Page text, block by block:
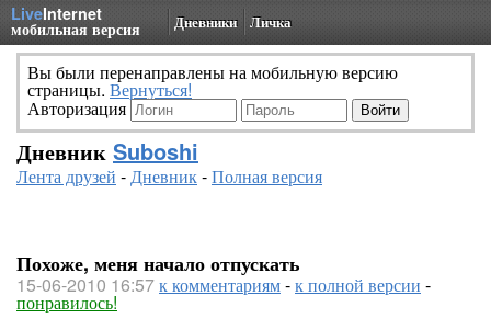
LiveInternet
мобильная версия Дневники Личка
Вы были перенаправлены на мобильную версию
страницы. Вернуться!
Авторизация
Дневник Suboshi
Лента друзей -Дневник-Полная версия
Похоже, меня начало отпускать
15-06-2010 16:57к комментариям-к полной версии -
понравилось!